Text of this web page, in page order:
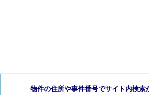
物件の住所や事件番号でサイト内検索